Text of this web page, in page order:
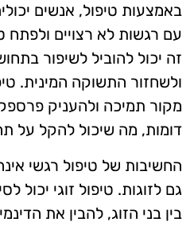
באמצעות טיפול, אנשים
עם רגשות לא רצויים ולפתח
זה יכול להוביל לשיפור
ולשחזור התשוקה המינית.
מקור תמיכה ולהעניק
דומות, מה שיכול להקל על
החשיבות של טיפול רגשי
גם לזוגות. טיפול זוגי
בין בני הזוג, להבין את